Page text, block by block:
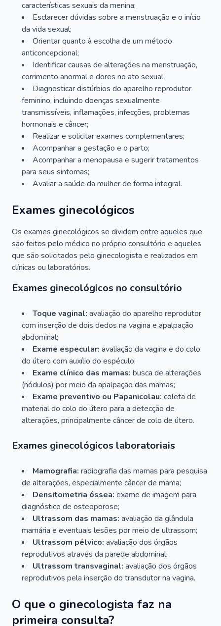
características sexuais da menina;
Esclarecer dúvidas sobre a menstruação e o início
da vida sexual;
Orientar quanto à escolha de um método
anticoncepcional;
Identificar causas de alterações na menstruação,
corrimento anormal e dores no ato sexual;
Diagnosticar distúrbios do aparelho reprodutor
feminino, incluindo doenças sexualmente
transmissíveis, inflamações, infecções, problemas
hormonais e câncer;
Realizar e solicitar exames complementares;
Acompanhar a gestação e o parto;
Acompanhar a menopausa e sugerir tratamentos
para seus sintomas;
Avaliar a saúde da mulher de forma integral.
Exames ginecológicos
Os exames ginecológicos se dividem entre aqueles que
são feitos pelo médico no próprio consultório e aqueles
que são solicitados pelo ginecologista e realizados em
clínicas ou laboratórios.
Exames ginecológicos no consultório
Toque vaginal: avaliação do aparelho reprodutor
com inserção de dois dedos na vagina e apalpação
abdominal;
Exame especular: avaliação da vagina e do colo
do útero com auxílio do espéculo;
Exame clínico das mamas: busca de alterações
(nódulos) por meio da apalpação das mamas;
Exame preventivo ou Papanicolau: coleta de
material do colo do útero para a detecção de
alterações, principalmente câncer de colo de útero.
Exames ginecológicos laboratoriais
Mamografia: radiografia das mamas para pesquisa
de alterações, especialmente câncer de mama;
Densitometria óssea: exame de imagem para
diagnóstico de osteoporose;
Ultrassom das mamas: avaliação da glândula
mamária e eventuais lesões por meio de ultrassom;
Ultrassom pélvico: avaliação dos órgãos
reprodutivos através da parede abdominal;
Ultrassom transvaginal: avaliação dos órgãos
reprodutivos pela inserção do transdutor na vagina.
O que o ginecologista faz na
primeira consulta?